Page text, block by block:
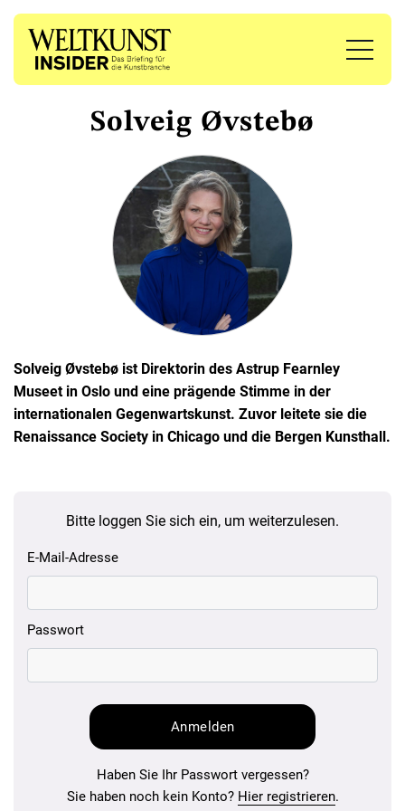
Solveig Øvstebø
Solveig Øvstebø ist Direktorin des Astrup Fearnley
Museet in Oslo und eine prägende Stimme in der
internationalen Gegenwartskunst. Zuvor leitete sie die
Renaissance Society in Chicago und die Bergen Kunsthall.
Bitte loggen Sie sich ein, um weiterzulesen.
E-Mail-Adresse
Passwort
Haben Sie Ihr Passwort vergessen?
Sie haben noch kein Konto? Hier registrieren.